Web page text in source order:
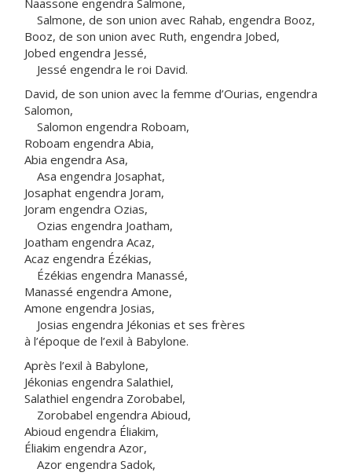
Naassone engendra Salmone,
Salmone, de son union avec Rahab, engendra Booz,
Booz, de son union avec Ruth, engendra Jobed,
Jobed engendra Jessé,
Jessé engendra le roi David.
David, de son union avec la femme d’Ourias, engendra
Salomon,
Salomon engendra Roboam,
Roboam engendra Abia,
Abia engendra Asa,
Asa engendra Josaphat,
Josaphat engendra Joram,
Joram engendra Ozias,
Ozias engendra Joatham,
Joatham engendra Acaz,
Acaz engendra Ézékias,
Ézékias engendra Manassé,
Manassé engendra Amone,
Amone engendra Josias,
Josias engendra Jékonias et ses frères
à l’époque de l’exil à Babylone.
Après l’exil à Babylone,
Jékonias engendra Salathiel,
Salathiel engendra Zorobabel,
Zorobabel engendra Abioud,
Abioud engendra Éliakim,
Éliakim engendra Azor,
Azor engendra Sadok,